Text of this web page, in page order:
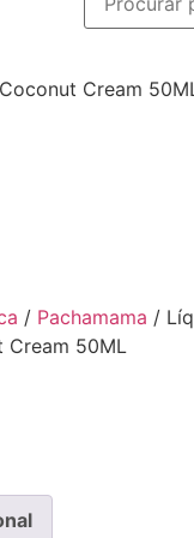
Cream
/ Pachamama /
Cream 50ML